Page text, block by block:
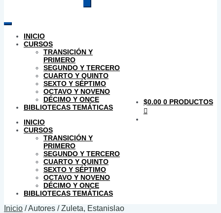
productos
INICIO
CURSOS
TRANSICIÓN Y
PRIMERO
SEGUNDO Y TERCERO
CUARTO Y QUINTO
SEXTO Y SÉPTIMO
OCTAVO Y NOVENO
DÉCIMO Y ONCE
BIBLIOTECAS TEMÁTICAS
INICIO
CURSOS
TRANSICIÓN Y
PRIMERO
SEGUNDO Y TERCERO
CUARTO Y QUINTO
SEXTO Y SÉPTIMO
OCTAVO Y NOVENO
DÉCIMO Y ONCE
BIBLIOTECAS TEMÁTICAS
$0.00 0 PRODUCTOS
Inicio /Autores /Zuleta, Estanislao